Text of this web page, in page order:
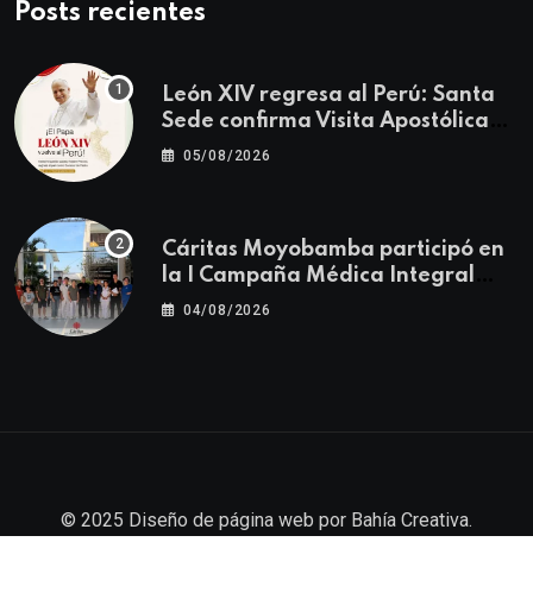
Posts recientes
León XIV regresa al Perú: Santa
Sede confirma Visita Apostólica
del 11 al 17 de noviembre
05/08/2026
Cáritas Moyobamba participó en
la I Campaña Médica Integral
Gratuita llevando salud y
04/08/2026
© 2025 Diseño de página web por Bahía Creativa.